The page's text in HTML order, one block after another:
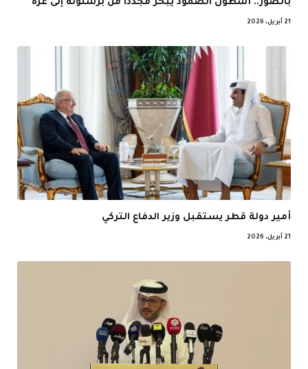
بالصور.. أسطول الصمود يبحر مجددا من برشلونة إلى غزة
21 أبريل، 2026
أمير دولة قطر يستقبل وزير الدفاع التركي
21 أبريل، 2026